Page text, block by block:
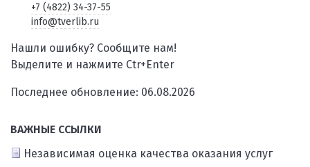
+7 (4822) 34-37-55
info@tverlib.ru
Нашли ошибку? Сообщите нам!
Выделите и нажмите Ctr+Enter
Последнее обновление: 06.08.2026
ВАЖНЫЕ ССЫЛКИ
Независимая оценка качества оказания услуг